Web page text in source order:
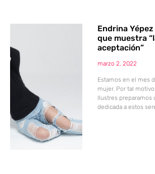
Endrina
que muestra
aceptación”
marzo 2, 2022
Estamos en el mes
mujer. Por tal
Ilustres preparamos
dedicada a estos